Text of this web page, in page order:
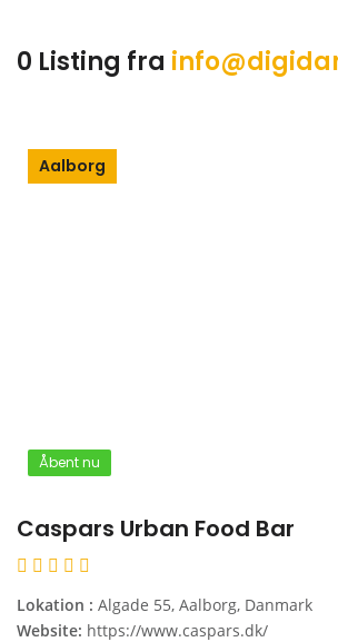
0 Listing fra
Aalborg
Åbent nu
Caspars Urban Food Bar
Lokation : Algade 55, Aalborg, Danmark
Website: https://www.caspars.dk/